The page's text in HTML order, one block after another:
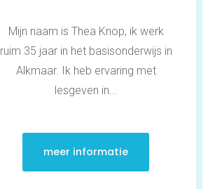
| ADHD &
Brugklas
Slimmer
Rekenen
Mijn naam is Thea Knop, ik werk
ruim 35 jaar in het basisonderwijs in
Alkmaar. Ik heb ervaring met
lesgeven in...
meer informatie